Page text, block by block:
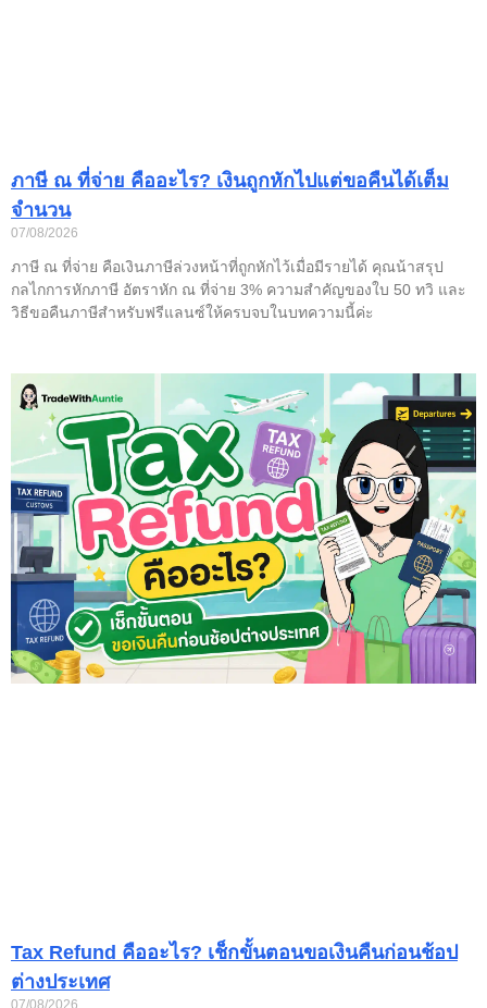
ภาษี ณ ที่จ่าย คืออะไร? เงินถูกหักไปแต่ขอคืนได้เต็ม
จำนวน
07/08/2026
ภาษี ณ ที่จ่าย คือเงินภาษีล่วงหน้าที่ถูกหักไว้เมื่อมีรายได้ คุณน้าสรุป
กลไกการหักภาษี อัตราหัก ณ ที่จ่าย 3% ความสำคัญของใบ 50 ทวิ และ
วิธีขอคืนภาษีสำหรับฟรีแลนซ์ให้ครบจบในบทความนี้ค่ะ
Tax Refund คืออะไร? เช็กขั้นตอนขอเงินคืนก่อนช้อป
ต่างประเทศ
07/08/2026